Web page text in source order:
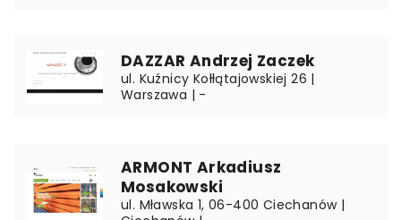
DAZZAR Andrzej Zaczek
ul. Kuźnicy Kołłątajowskiej 26 |
Warszawa | -
ARMONT Arkadiusz
Mosakowski
ul. Mławska 1, 06-400 Ciechanów |